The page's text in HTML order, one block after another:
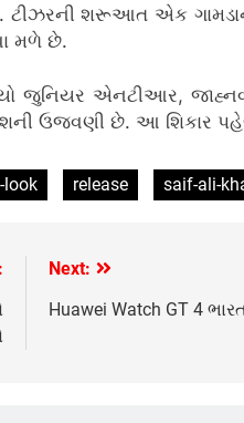
ટીઝરની શરૂઆત એક
મળે છે.
જુનિયર એનટીઆર,
ઉજવણી છે. આ શિકાર
look release saif-ali-
Next:
Huawei Watch GT 4